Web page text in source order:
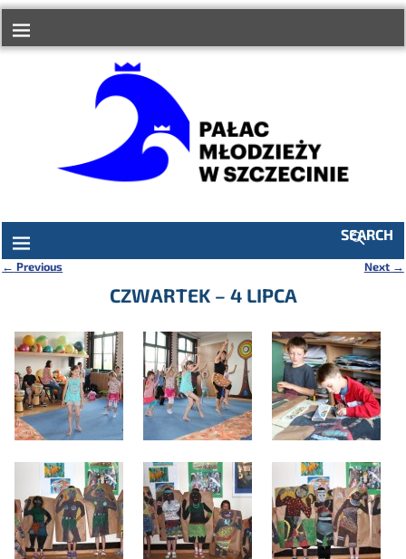
treści
SEARCH
← Previous Next →
CZWARTEK – 4 LIPCA